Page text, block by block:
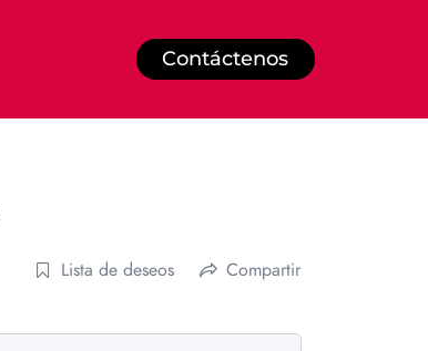
Contáctenos
Lista de deseos Compartir